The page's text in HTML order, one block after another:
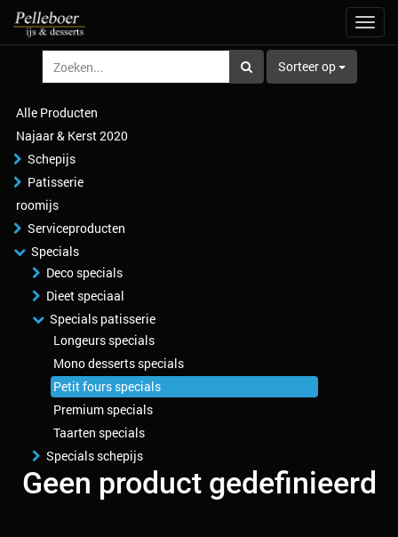
aan/
Sorteer op
Alle Producten
Najaar & Kerst 2020
Schepijs
Patisserie
roomijs
Serviceproducten
Specials
Deco specials
Dieet speciaal
Specials patisserie
Longeurs specials
Mono desserts specials
Petit fours specials
Premium specials
Taarten specials
Specials schepijs
Geen product gedefinieerd